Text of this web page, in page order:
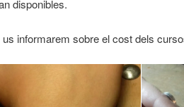
disponibles.
informarem sobre el cost dels